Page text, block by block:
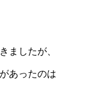
ましたが、
あったのは